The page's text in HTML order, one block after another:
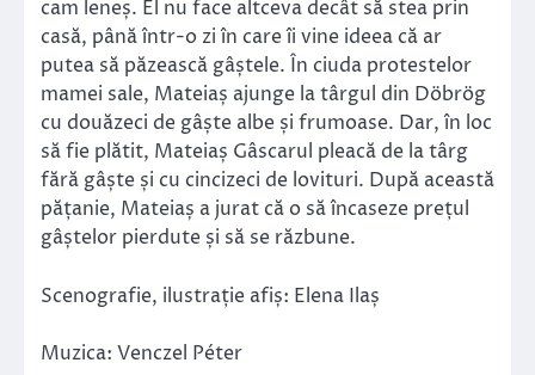
cam leneș. El nu face altceva decât să stea prin
casă, până într-o zi în care îi vine ideea că ar
putea să păzească gâștele. În ciuda protestelor
mamei sale, Mateiaș ajunge la târgul din Döbrög
cu douăzeci de gâște albe și frumoase. Dar, în loc
să fie plătit, Mateiaș Gâscarul pleacă de la târg
fără gâște și cu cincizeci de lovituri. După această
pățanie, Mateiaș a jurat că o să încaseze prețul
gâștelor pierdute și să se răzbune.
Scenografie, ilustrație afiș: Elena Ilaș
Muzica: Venczel Péter